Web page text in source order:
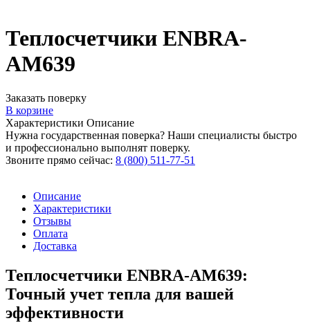
Теплосчетчики ENBRA-
АМ639
Заказать поверку
В корзине
Характеристики Описание
Нужна государственная поверка? Наши специалисты быстро
и профессионально выполнят поверку.
Звоните прямо сейчас: 8 (800) 511-77-51
Описание
Характеристики
Отзывы
Оплата
Доставка
Теплосчетчики ENBRA-АМ639:
Точный учет тепла для вашей
эффективности